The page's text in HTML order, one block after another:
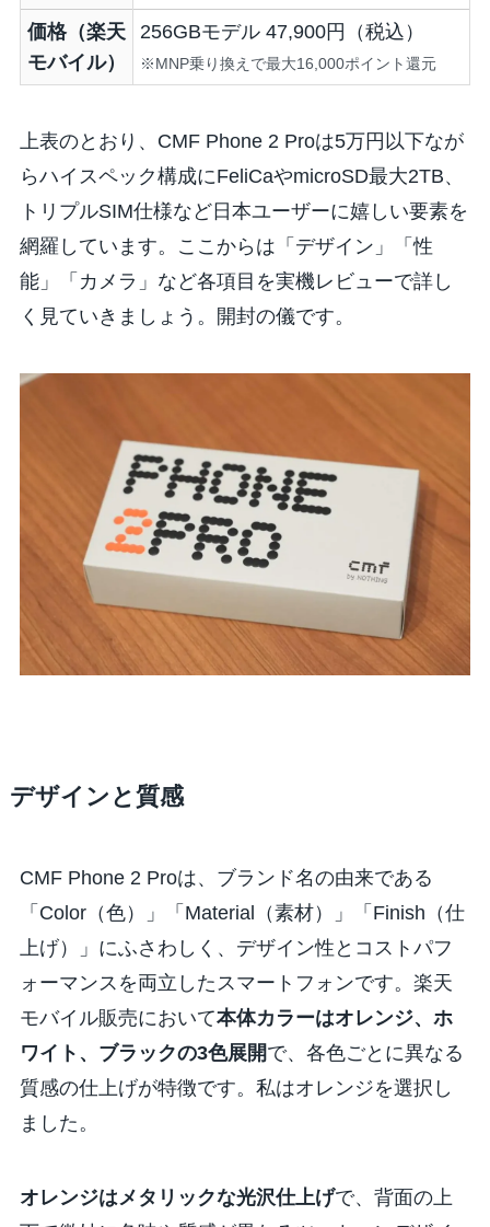
価格（楽天
モバイル）
256GBモデル 47,900円（税込）
※MNP乗り換えで最大16,000ポイント還元
上表のとおり、CMF Phone 2 Proは5万円以下なが
らハイスペック構成にFeliCaやmicroSD最大2TB、
トリプルSIM仕様など日本ユーザーに嬉しい要素を
網羅しています。ここからは「デザイン」「性
能」「カメラ」など各項目を実機レビューで詳し
く見ていきましょう。開封の儀です。
デザインと質感
CMF Phone 2 Proは、ブランド名の由来である
「Color（色）」「Material（素材）」「Finish（仕
上げ）」にふさわしく、デザイン性とコストパフ
ォーマンスを両立したスマートフォンです。楽天
モバイル販売において本体カラーはオレンジ、ホ
ワイト、ブラックの3色展開で、各色ごとに異なる
質感の仕上げが特徴です。私はオレンジを選択し
ました。
オレンジはメタリックな光沢仕上げで、背面の上